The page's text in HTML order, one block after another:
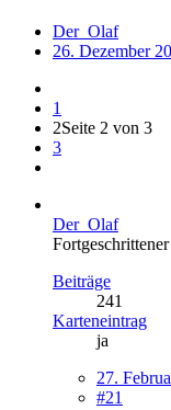
Der_Olaf
26. Dezember
1
2Seite 2 von 3
3
Der_Olaf
Fortgeschrittener
Beiträge
241
Karteneintrag
ja
27.
#21